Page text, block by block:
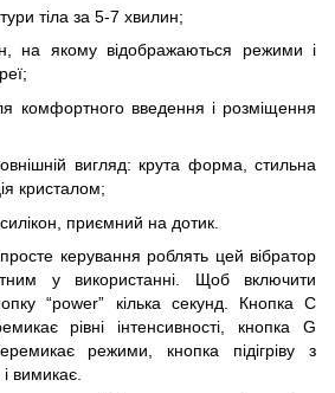
тіла за 5-7 хвилин;
на якому відображаються режими і
комфортного введення і розміщення
вигляд: крута форма, стильна
кристалом;
приємний на дотик.
керування роблять цей вібратор
у використанні. Щоб включити
“power” кілька секунд. Кнопка С
рівні інтенсивності, кнопка G
режими, кнопка підігріву з
вимикає.